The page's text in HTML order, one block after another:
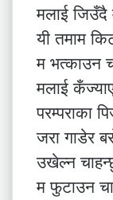
मलाई जिउँदै
यी तमाम
म भत्काउन
मलाई
परम्पराका
जरा गाडेर
उखेल्न
म फुटाउन